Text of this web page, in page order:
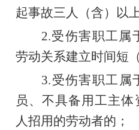
起事故三人（含）以
2.受伤害职工属
劳动关系建立时间短（
3.受伤害职工属
员、不具备用工主体
人招用的劳动者的；